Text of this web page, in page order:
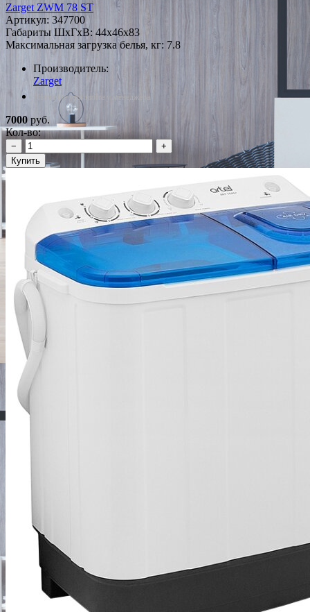
Zarget ZWM 78 ST
Артикул: 347700
Габариты ШxГxВ: 44x46x83
Максимальная загрузка белья, кг: 7.8
Производитель:
Zarget
*Наличие уточняйте у менеджера
7000 руб.
Кол-во:
−
+
Купить